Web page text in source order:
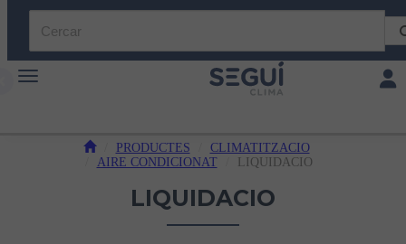
Toggle navigation
PRODUCTES
CLIMATITZACIO
AIRE CONDICIONAT
LIQUIDACIO
LIQUIDACIO